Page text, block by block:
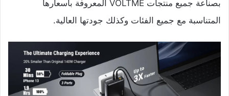
بصناعة جميع منتجات VOLTME المعروفة بأسعارها
المتناسبة مع جميع الفئات وكذلك جودتها العالية.